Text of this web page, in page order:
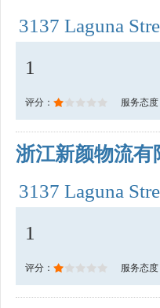
3137 Laguna
1
评分： 服务态度
浙江新颜物流有
3137 Laguna
1
评分： 服务态度